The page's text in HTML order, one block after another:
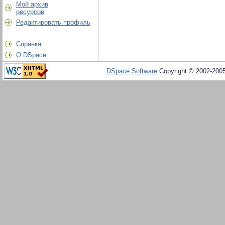
Мой архив
ресурсов
Редактировать профиль
Справка
О DSpace
DSpace Software Copyright © 2002-